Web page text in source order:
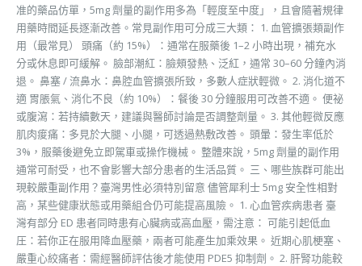
准的藥品仿單，5mg 劑量的副作用多為「輕度至中度」，且會隨著規律
用藥時間延長逐漸改善。常見副作用可分成三大類： 1. 血管擴張類副作
用（最常見） 頭痛（約 15%）：通常在服藥後 1–2 小時出現，補充水
分或休息即可緩解。 臉部潮紅：臉頰發熱、泛紅，通常 30–60 分鐘內消
退。 鼻塞 / 流鼻水：鼻腔血管擴張所致，多數人症狀輕微。 2. 消化道不
適 胃脹氣、消化不良（約 10%）：餐後 30 分鐘服用可改善不適。 便祕
或腹瀉：若持續數天，建議與醫師討論是否調整劑量。 3. 其他輕微反應
肌肉痠痛：多見於大腿、小腿，可透過熱敷改善。 頭暈：發生率低於
3%，服藥後避免立即駕車或操作機械。 整體來說，5mg 劑量的副作用
通常可耐受，也不會影響大部分患者的生活品質。 三、哪些族群可能出
現較嚴重副作用？臺灣男性必須特別留意 儘管犀利士 5mg 安全性相對
高，某些健康狀態或用藥組合仍可能提高風險。 1. 心血管疾病患者 臺
灣有部分 ED 患者同時患有心臟病或高血壓，需注意： 可能引起低血
圧：若你正在服用降血壓藥，兩者可能產生加乘效果。 近期心肌梗塞、
嚴重心絞痛者：需經醫師評估後才能使用 PDE5 抑制劑。 2. 肝腎功能較